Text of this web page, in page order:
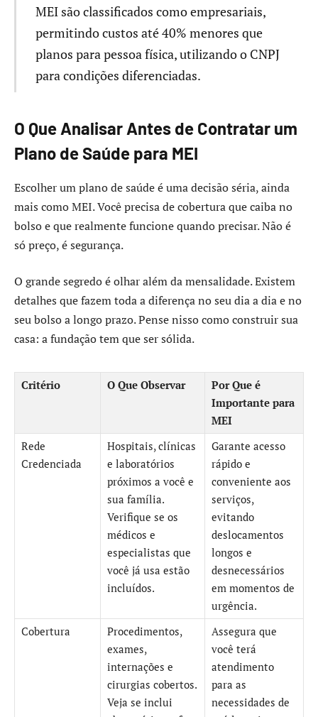
MEI são classificados como empresariais,
permitindo custos até 40% menores que
planos para pessoa física, utilizando o CNPJ
para condições diferenciadas.
O Que Analisar Antes de Contratar um
Plano de Saúde para MEI
Escolher um plano de saúde é uma decisão séria, ainda
mais como MEI. Você precisa de cobertura que caiba no
bolso e que realmente funcione quando precisar. Não é
só preço, é segurança.
O grande segredo é olhar além da mensalidade. Existem
detalhes que fazem toda a diferença no seu dia a dia e no
seu bolso a longo prazo. Pense nisso como construir sua
casa: a fundação tem que ser sólida.
Critério O Que Observar
Por Que é
Importante para
MEI
Rede
Credenciada
Hospitais, clínicas
e laboratórios
próximos a você e
sua família.
Verifique se os
médicos e
especialistas que
você já usa estão
incluídos.
Garante acesso
rápido e
conveniente aos
serviços,
evitando
deslocamentos
longos e
desnecessários
em momentos de
urgência.
Cobertura
Procedimentos,
exames,
internações e
cirurgias cobertos.
Veja se inclui
Assegura que
você terá
atendimento
para as
necessidades de